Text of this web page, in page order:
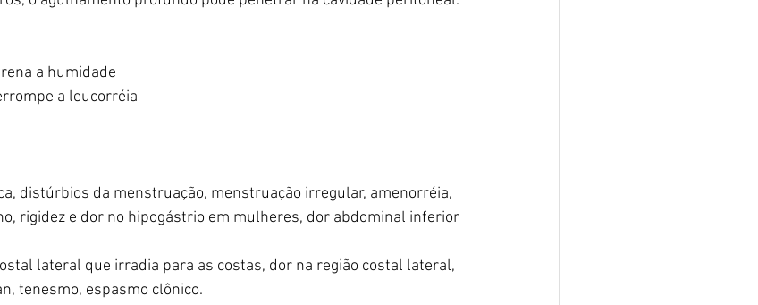
a humidade
a leucorréia
distúrbios da menstruação, menstruação irregular, amenorréia,
rigidez e dor no hipogástrio em mulheres, dor abdominal inferior
lateral que irradia para as costas, dor na região costal lateral,
tenesmo, espasmo clônico.